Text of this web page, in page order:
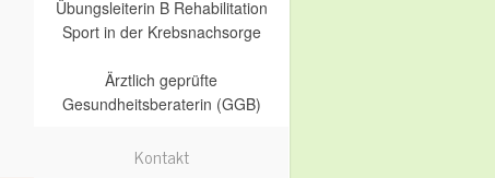
Übungsleiterin B Rehabilitation
Sport in der Krebsnachsorge
Ärztlich geprüfte
Gesundheitsberaterin (GGB)
Kontakt